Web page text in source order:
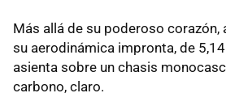
Más allá de su poderoso corazón,
su aerodinámica impronta, de
asienta sobre un chasis
carbono, claro.